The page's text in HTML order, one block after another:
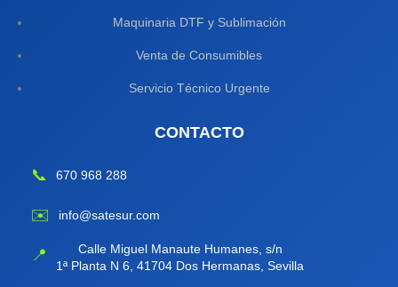
Maquinaria DTF y Sublimación
Venta de Consumibles
Servicio Técnico Urgente
CONTACTO
📞 670 968 288
✉️ info@satesur.com
📍
Calle Miguel Manaute Humanes, s/n
1ª Planta N 6, 41704 Dos Hermanas, Sevilla